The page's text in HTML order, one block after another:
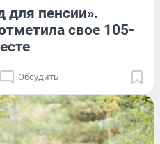
для пенсии».
свое 105-
Обсудить